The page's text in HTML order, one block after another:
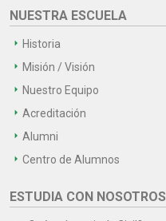
NUESTRA ESCUELA
Historia
Misión / Visión
Nuestro Equipo
Acreditación
Alumni
Centro de Alumnos
ESTUDIA CON NOSOTROS